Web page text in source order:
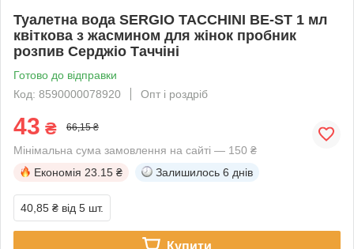
Туалетна вода SERGIO TACCHINI BE-ST 1 мл
квіткова з жасмином для жінок пробник
розпив Серджіо Таччіні
Готово до відправки
Код: 8590000078920
Опт і роздріб
43 ₴ 66,15 ₴
Мінімальна сума замовлення на сайті — 150 ₴
Економія 23.15 ₴ Залишилось 6 днів
40,85 ₴ від 5 шт.
Купити